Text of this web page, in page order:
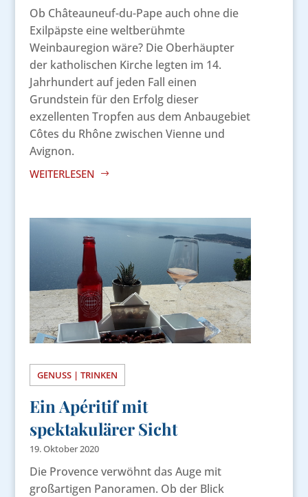
Ob Châteauneuf-du-Pape auch ohne die
Exilpäpste eine weltberühmte
Weinbauregion wäre? Die Oberhäupter
der katholischen Kirche legten im 14.
Jahrhundert auf jeden Fall einen
Grundstein für den Erfolg dieser
exzellenten Tropfen aus dem Anbaugebiet
Côtes du Rhône zwischen Vienne und
Avignon.
WEITERLESEN
GENUSS | TRINKEN
Ein Apéritif mit
spektakulärer Sicht
19. Oktober 2020
Die Provence verwöhnt das Auge mit
großartigen Panoramen. Ob der Blick